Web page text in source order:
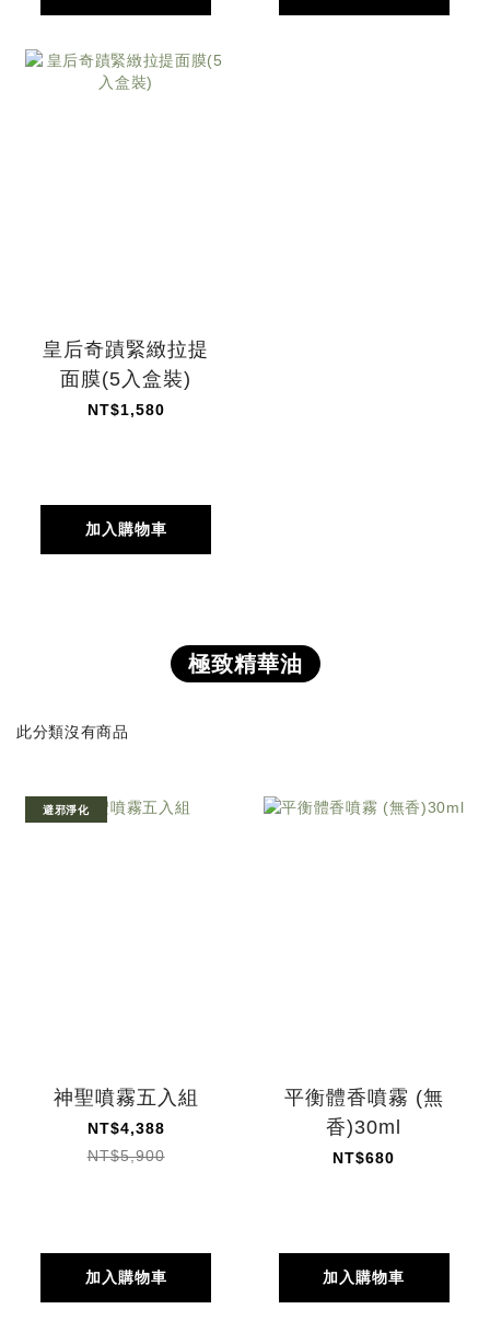
皇后奇蹟緊緻拉提
面膜(5入盒裝)
NT$1,580
加入購物車
極致精華油
此分類沒有商品
避邪淨化
神聖噴霧五入組
NT$4,388
NT$5,900
加入購物車
平衡體香噴霧 (無
香)30ml
NT$680
加入購物車